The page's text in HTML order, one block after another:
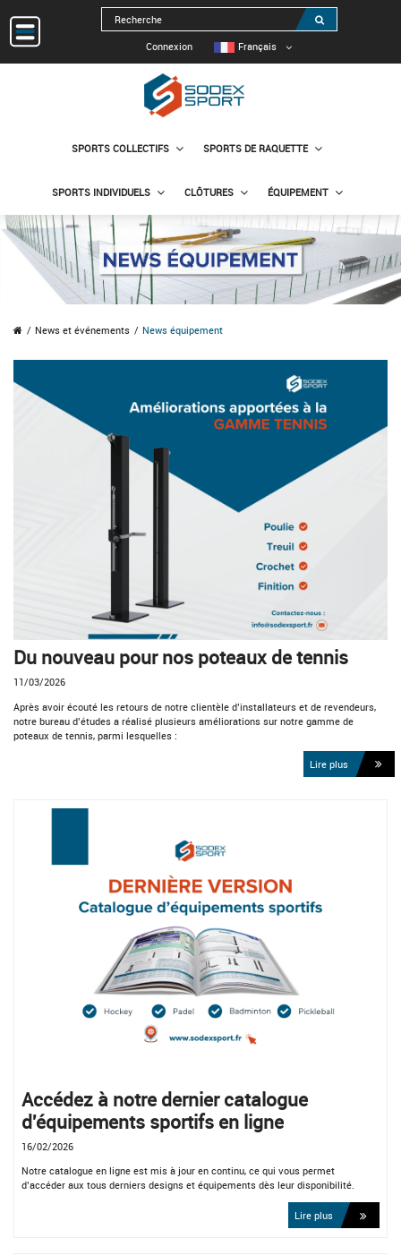
Connexion Français
SPORTS COLLECTIFS SPORTS DE RAQUETTE
SPORTS INDIVIDUELS CLÔTURES ÉQUIPEMENT
News et événements News équipement
Du nouveau pour nos poteaux de tennis
11/03/2026
Après avoir écouté les retours de notre clientèle d’installateurs et de revendeurs,
notre bureau d’études a réalisé plusieurs améliorations sur notre gamme de
poteaux de tennis, parmi lesquelles :
Lire plus
Accédez à notre dernier catalogue
d'équipements sportifs en ligne
16/02/2026
Notre catalogue en ligne est mis à jour en continu, ce qui vous permet
d’accéder aux tous derniers designs et équipements dès leur disponibilité.
Lire plus